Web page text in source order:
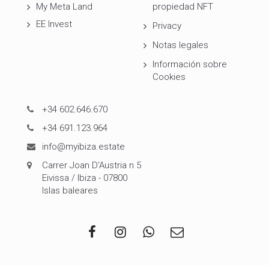
My Meta Land
EE Invest
propiedad NFT
Privacy
Notas legales
Información sobre
Cookies
+34 602.646.670
+34 691.123.964
info@myibiza.estate
Carrer Joan D'Austria n 5
Eivissa / Ibiza - 07800
Islas baleares